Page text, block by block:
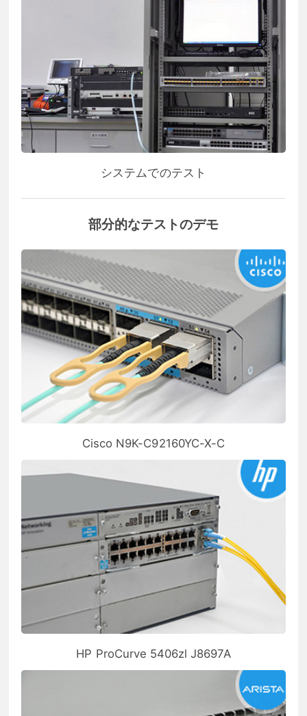
システムでのテスト
部分的なテストのデモ
Cisco N9K-C92160YC-X-C
HP ProCurve 5406zl J8697A